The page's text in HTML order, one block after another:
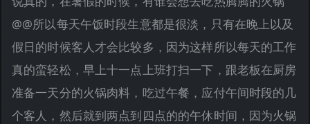
@@所以每天午饭时段生意都是很淡，只有在晚上以及
假日的时候客人才会比较多，因为这样所以每天的工作
真的蛮轻松，早上十一点上班打扫一下，跟老板在厨房
准备一天分的火锅肉料，吃过午餐，应付午间时段的几
个客人，然后就到两点到四点的的午休时间，因为火锅